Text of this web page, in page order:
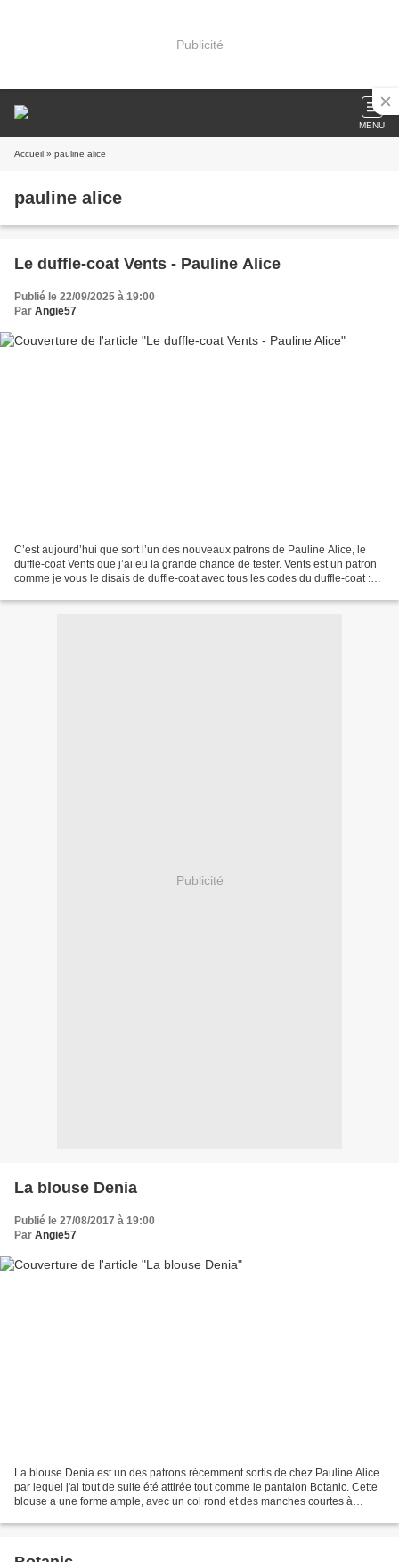
Publicité
MENU
Accueil » pauline alice
pauline alice
Le duffle-coat Vents - Pauline Alice
Publié le 22/09/2025 à 19:00
Par Angie57
C’est aujourd’hui que sort l’un des nouveaux patrons de Pauline Alice, le
duffle-coat Vents que j’ai eu la grande chance de tester. Vents est un patron
comme je vous le disais de duffle-coat avec tous les codes du duffle-coat :
Publicité
La blouse Denia
Publié le 27/08/2017 à 19:00
Par Angie57
La blouse Denia est un des patrons récemment sortis de chez Pauline Alice
par lequel j'ai tout de suite été attirée tout comme le pantalon Botanic. Cette
blouse a une forme ample, avec un col rond et des manches courtes à